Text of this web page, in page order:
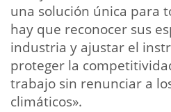
una solución única para
hay que reconocer sus
industria y ajustar el
proteger la
trabajo sin renunciar a
climáticos».